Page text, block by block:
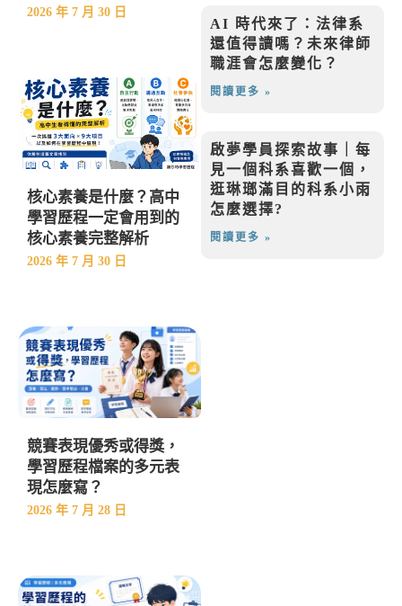
2026 年 7 月 30 日
核心素養是什麼？高中
學習歷程一定會用到的
核心素養完整解析
2026 年 7 月 30 日
競賽表現優秀或得獎，
學習歷程檔案的多元表
現怎麼寫？
2026 年 7 月 28 日
AI 時代來了：法律系
還值得讀嗎？未來律師
職涯會怎麼變化？
閱讀更多 »
啟夢學員探索故事｜每
見一個科系喜歡一個，
逛琳瑯滿目的科系小雨
怎麼選擇?
閱讀更多 »